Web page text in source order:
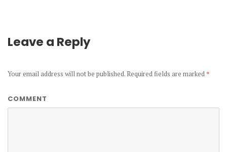
Leave a Reply
Your email address will not be published. Required fields are marked *
COMMENT